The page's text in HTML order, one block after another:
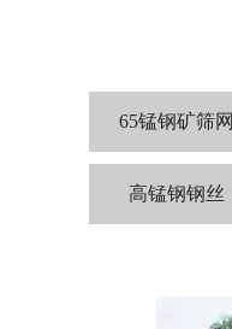
65锰钢矿筛网
高锰钢钢丝